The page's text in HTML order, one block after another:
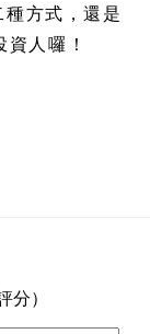
方式，還是
人囉！
分）